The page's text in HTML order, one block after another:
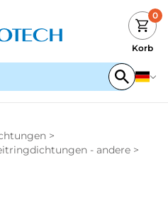
0
Korb
>
- andere >